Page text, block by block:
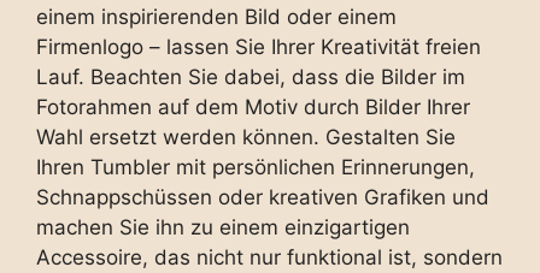
einem inspirierenden Bild oder einem
Firmenlogo – lassen Sie Ihrer Kreativität freien
Lauf. Beachten Sie dabei, dass die Bilder im
Fotorahmen auf dem Motiv durch Bilder Ihrer
Wahl ersetzt werden können. Gestalten Sie
Ihren Tumbler mit persönlichen Erinnerungen,
Schnappschüssen oder kreativen Grafiken und
machen Sie ihn zu einem einzigartigen
Accessoire, das nicht nur funktional ist, sondern